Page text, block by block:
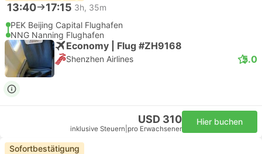
13:40 17:15 3h, 35m
PEK Beijing Capital Flughafen
NNG Nanning Flughafen
Economy | Flug #ZH9168
Shenzhen Airlines 5.0
USD 310
inklusive Steuern pro Erwachsener
Hier buchen
Sofortbestätigung